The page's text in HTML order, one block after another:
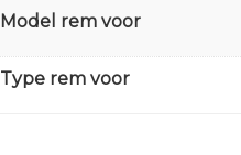
Model rem voor
Type rem voor